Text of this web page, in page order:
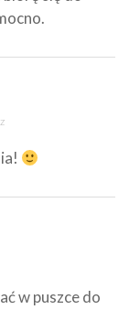
w puszce do